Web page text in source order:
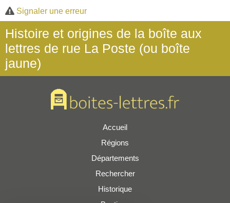
Signaler une erreur
Histoire et origines de la boîte aux
lettres de rue La Poste (ou boîte
jaune)
Accueil
Régions
Départements
Rechercher
Historique